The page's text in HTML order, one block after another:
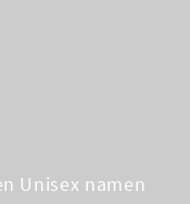
Unisex namen